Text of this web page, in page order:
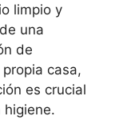
limpio y
una
de
casa,
es crucial
higiene.